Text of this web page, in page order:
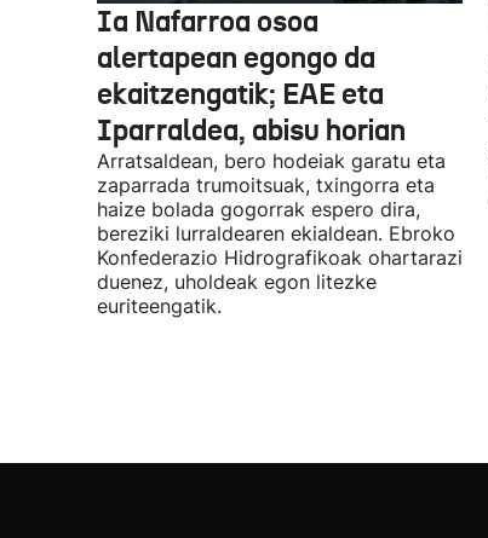
Ia Nafarroa osoa
alertapean egongo da
ekaitzengatik; EAE eta
Iparraldea, abisu horian
Arratsaldean, bero hodeiak garatu eta
zaparrada trumoitsuak, txingorra eta
haize bolada gogorrak espero dira,
bereziki lurraldearen ekialdean. Ebroko
Konfederazio Hidrografikoak ohartarazi
duenez, uholdeak egon litezke
euriteengatik.